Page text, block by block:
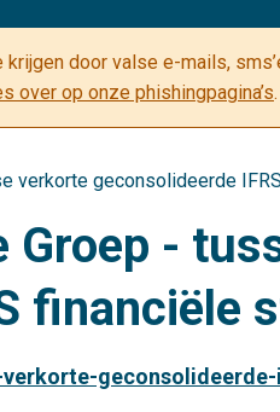
door valse e-mails,
over op onze phishingpagina’s.
verkorte geconsolideerde
Groep -
financiële